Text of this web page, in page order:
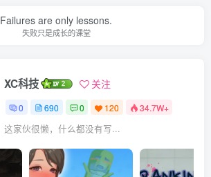
Failures are only lessons.
失败只是成长的课堂
XC科技 关注
0 690 0 120 34.7W+
这家伙很懒，什么都没有写...